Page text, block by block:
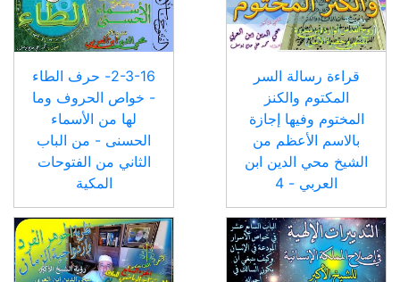
قراءة رسالة السر
المكتوم والكنز
المختوم وفيها إجازة
بالاسم الأعظم من
الشيخ محي الدين ابن
العربي - 4
2-3-16- حرف الطاء
- خواص الحروف وما
لها من الأسماء
الحسنى - من الباب
الثاني من الفتوحات
المكية